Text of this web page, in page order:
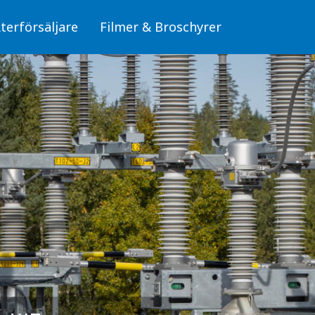
miljö och säkerhet
och
trafik
Fiber/OPTO
Skyltar för fiber (OPTO)
Stolpar för fiber (OPTO)
Filmer & Broschyrer
Skyltar
Skyltar för elanläggningar
Fiber/OPTO
Luftledning/Sambyggnad
Skyltar för hälsa, miljö och säkerhet
Skyltar för Fordonsladdning
Sjöfart, Kraftverksdammar och Pegelskalor